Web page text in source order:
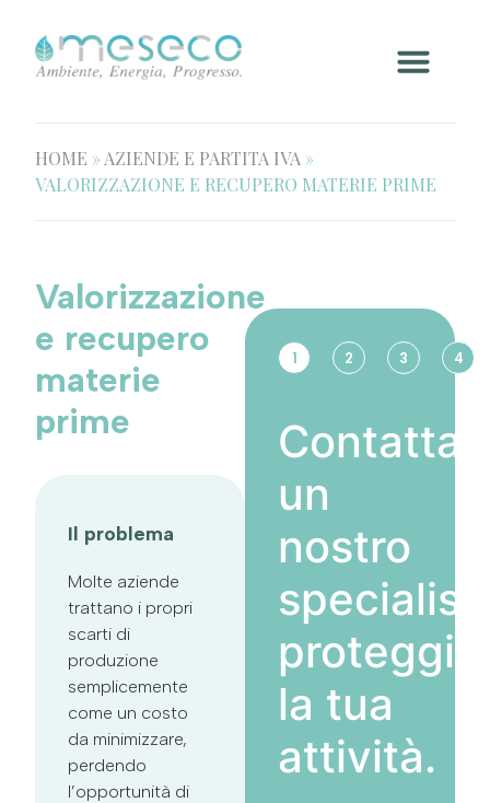
HOME »AZIENDE E PARTITA IVA »
VALORIZZAZIONE E RECUPERO MATERIE PRIME
Valorizzazione
e recupero
materie
prime
Il problema
Molte aziende
trattano i propri
scarti di
produzione
semplicemente
come un costo
da minimizzare,
perdendo
l’opportunità di
1 2 3 4
Contatta
un
nostro
proteggi
la tua
attività.